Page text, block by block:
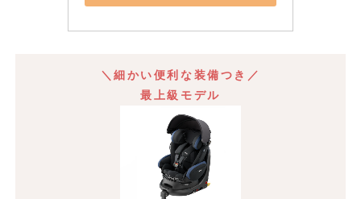
＼細かい便利な装備つき／
最上級モデル